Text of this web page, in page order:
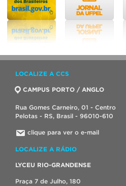
LOCALIZE A CCS
CAMPUS PORTO / ANGLO
Rua Gomes Carneiro, 01 - Centro
Pelotas - RS, Brasil - 96010-610
clique para ver o e-mail
LOCALIZE A RÁDIO
LYCEU RIO-GRANDENSE
Praça 7 de Julho, 180